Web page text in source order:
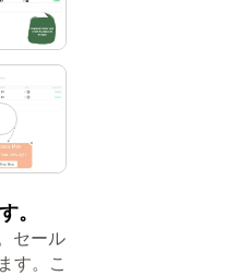
。
セール
す。こ